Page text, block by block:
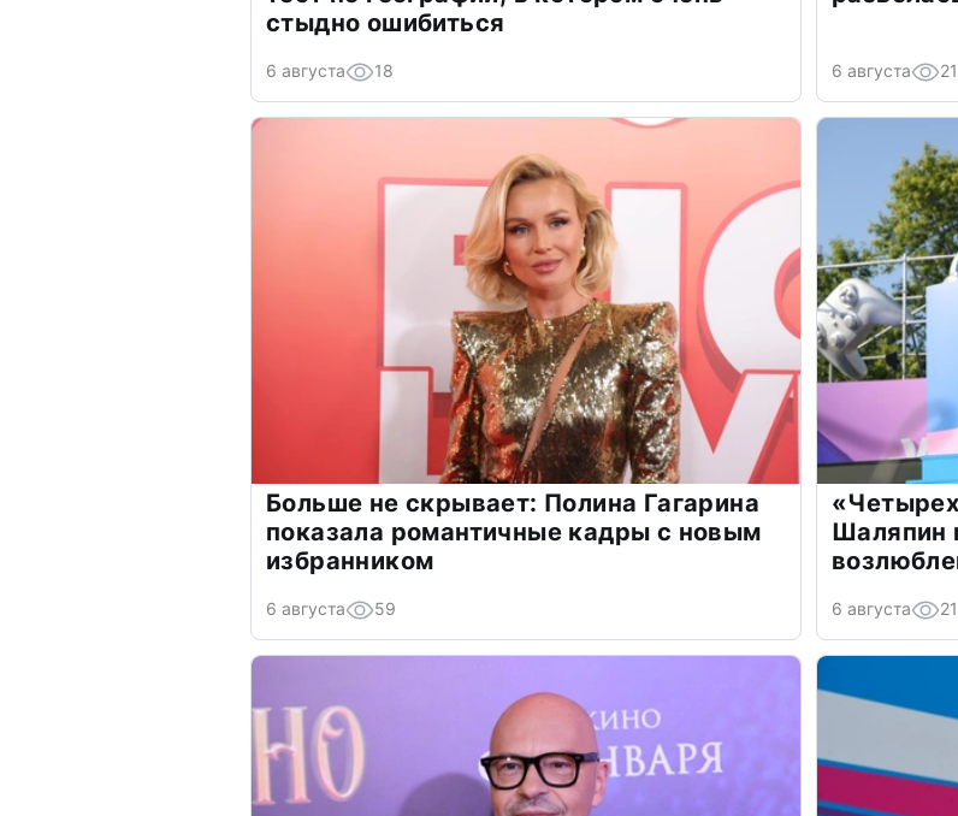
стыдно ошибиться
6 августа 18 6 августа 21
Больше не скрывает: Полина Гагарина
показала романтичные кадры с новым
избранником
6 августа 59
Шаляпин
6 августа 21